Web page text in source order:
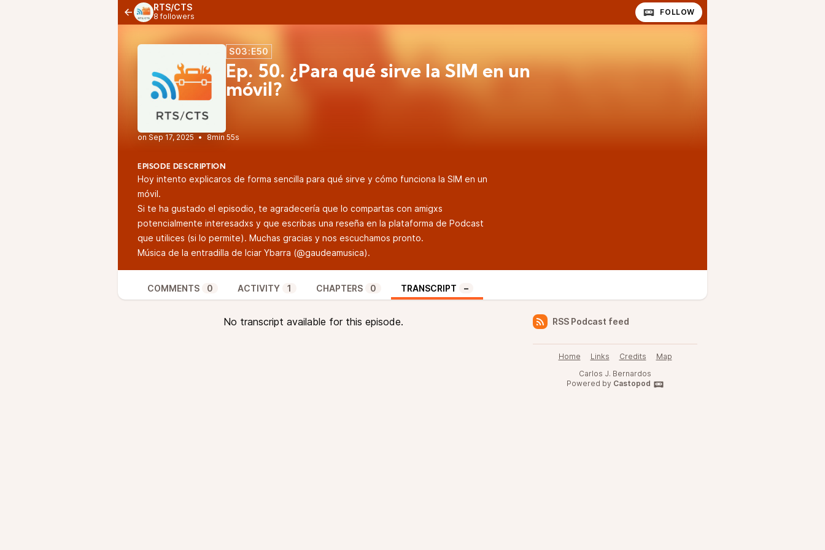
RTS/CTS
8 followers FOLLOW
S03:E50
Ep. 50. ¿Para qué sirve la SIM en un
móvil?
• 8min 55s
EPISODE DESCRIPTION
Hoy intento explicaros de forma sencilla para qué sirve y cómo funciona la SIM en un
móvil.
Si te ha gustado el episodio, te agradecería que lo compartas con amigxs
potencialmente interesadxs y que escribas una reseña en la plataforma de Podcast
que utilices (si lo permite). Muchas gracias y nos escuchamos pronto.
Música de la entradilla de Iciar Ybarra (@gaudeamusica).
COMMENTS 0 ACTIVITY 1 CHAPTERS 0 TRANSCRIPT –
No transcript available for this episode. RSS Podcast feed
Home Links Credits
Map
Carlos J. Bernardos
Powered by Castopod